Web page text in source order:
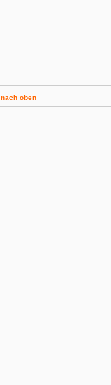
nach oben